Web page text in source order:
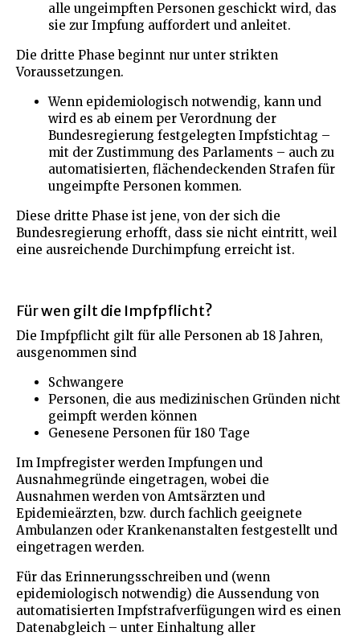
alle ungeimpften Personen geschickt wird, das
sie zur Impfung auffordert und anleitet.
Die dritte Phase beginnt nur unter strikten
Voraussetzungen.
Wenn epidemiologisch notwendig, kann und
wird es ab einem per Verordnung der
Bundesregierung festgelegten Impfstichtag –
mit der Zustimmung des Parlaments – auch zu
automatisierten, flächendeckenden Strafen für
ungeimpfte Personen kommen.
Diese dritte Phase ist jene, von der sich die
Bundesregierung erhofft, dass sie nicht eintritt, weil
eine ausreichende Durchimpfung erreicht ist.
Für wen gilt die Impfpflicht?
Die Impfpflicht gilt für alle Personen ab 18 Jahren,
ausgenommen sind
Schwangere
Personen, die aus medizinischen Gründen nicht
geimpft werden können
Genesene Personen für 180 Tage
Im Impfregister werden Impfungen und
Ausnahmegründe eingetragen, wobei die
Ausnahmen werden von Amtsärzten und
Epidemieärzten, bzw. durch fachlich geeignete
Ambulanzen oder Krankenanstalten festgestellt und
eingetragen werden.
Für das Erinnerungsschreiben und (wenn
epidemiologisch notwendig) die Aussendung von
automatisierten Impfstrafverfügungen wird es einen
Datenabgleich – unter Einhaltung aller